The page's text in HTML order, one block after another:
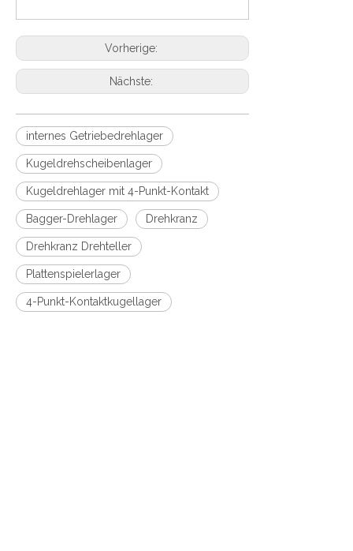
Vorherige:
Nächste:
internes Getriebedrehlager
Kugeldrehscheibenlager
Kugeldrehlager mit 4-Punkt-Kontakt
Bagger-Drehlager Drehkranz
Drehkranz Drehteller
Plattenspielerlager
4-Punkt-Kontaktkugellager